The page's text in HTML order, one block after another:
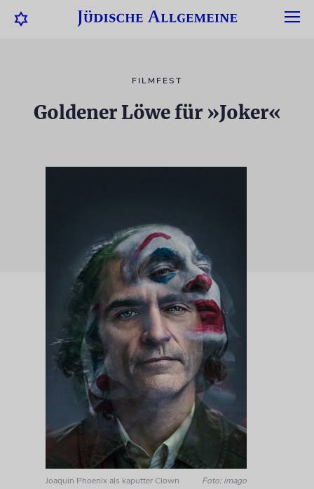
FILMFEST
Goldener Löwe für »Joker«
Joaquin Phoenix als kaputter Clown Foto: imago